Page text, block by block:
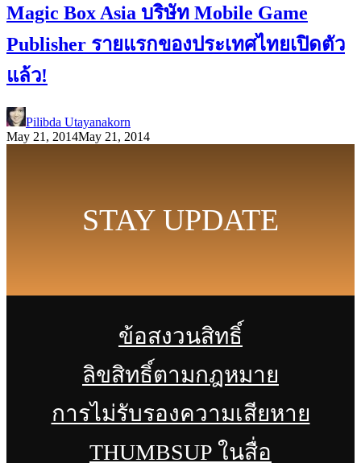
Magic Box Asia บริษัท Mobile Game
Publisher รายแรกของประเทศไทยเปิดตัว
แล้ว!
Pilibda Utayanakorn
May 21, 2014May 21, 2014
STAY UPDATE
ข้อสงวนสิทธิ์
ลิขสิทธิ์ตามกฎหมาย
การไม่รับรองความเสียหาย
THUMBSUP ในสื่อ